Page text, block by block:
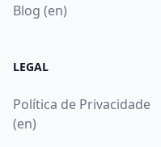
Blog (en)
LEGAL
Política de Privacidade
(en)